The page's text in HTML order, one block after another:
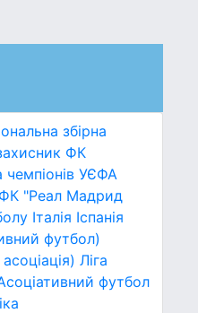
збірна
ФК
чемпіонів УЄФА
ФК "Реал Мадрид
Італія Іспанія
футбол)
Ліга
футбол